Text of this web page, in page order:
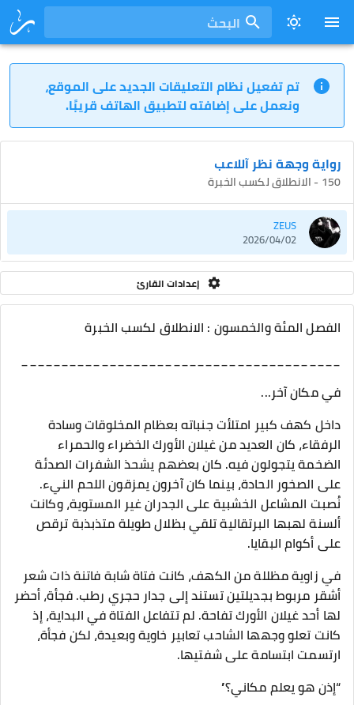
البحث
تم تفعيل نظام التعليقات الجديد على الموقع،
ونعمل على إضافته لتطبيق الهاتف قريبًا.
رواية وجهة نظر آللاعب
150 - الانطلاق لكسب الخبرة
ZEUS
2026/04/02
إعدادات القارئ
الفصل المئة والخمسون : الانطلاق لكسب الخبرة
________________________________________
في مكان آخر...
داخل كهف كبير امتلأت جنباته بعظام المخلوقات وسادة
الرفقاء، كان العديد من غيلان الأورك الخضراء والحمراء
الضخمة يتجولون فيه. كان بعضهم يشحذ الشفرات الصدئة
على الصخور الحادة، بينما كان آخرون يمزقون اللحم النيء.
نُصبت المشاعل الخشبية على الجدران غير المستوية، وكانت
ألسنة لهبها البرتقالية تلقي بظلال طويلة متذبذبة ترقص
على أكوام البقايا.
في زاوية مظللة من الكهف، كانت فتاة شابة فاتنة ذات شعر
أشقر مربوط بجديلتين تستند إلى جدار حجري رطب. فجأة، أحضر
لها أحد غيلان الأورك تفاحة. لم تتفاعل الفتاة في البداية، إذ
كانت تعلو وجهها الشاحب تعابير خاوية وبعيدة، لكن فجأة،
ارتسمت ابتسامة على شفتيها.
“إذن هو يعلم مكاني؟”